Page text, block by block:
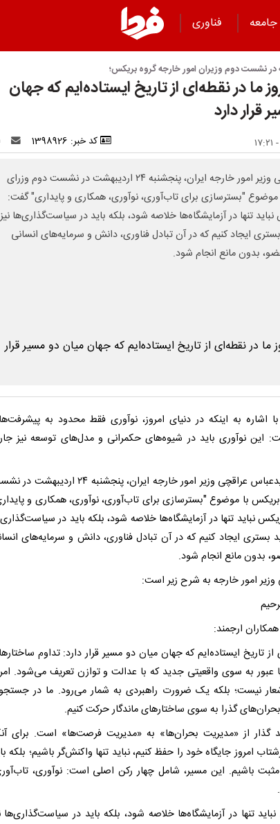
فناوری
در نشست دوم وزیران امور خارجه گروه بریکس؛
ما در نقطه‌ای از تاریخ ایستاده‌ایم که جهان
قرار دارد
کد خبر: 1398926
سیدعباس عراقچی وزیر امور خارجه ایران، پنجشنبه ۲۴ اردیبهشت در نشست دوم وزرای
"بسترسازی برای تاب‌آوری، نوآوری، همکاری و پایداری" گفت:
تنها در آزمایشگاه‌ها خلاصه شود، بلکه باید در سیاست‌گذاری‌ها نیز
ایجاد کنیم که در آن تبادل فناوری، دانش و سرمایه‌های انسانی
بدون مانع انجام شود.
اشاره به اینکه در دنیای امروز، نوآوری فقط محدود به
این نوآوری باید در شیوه‌های حکمرانی و مدل‌های توسعه نیز
به گزارش ایرنا، سیدعباس عراقچی وزیر امور خارجه ایران، پنجشنبه ۲۴
با موضوع "بسترسازی برای تاب‌آوری، نوآوری، همکاری و
نباید تنها در آزمایشگاه‌ها خلاصه شود، بلکه باید در
بستری ایجاد کنیم که در آن تبادل فناوری، دانش و سرمایه‌های
بدون مانع انجام شود.
امور خارجه به شرح زیر است:
ارجمند:
از تاریخ ایستاده‌ایم که جهان میان دو مسیر قرار دارد: تداوم
عبور به سوی واقعیتی جدید که با عدالت و توازن تعریف می‌شود.
نیست؛ بلکه یک ضرورت راهبردی به شمار می‌رود. ما در
گذرا به سوی ساختارهای ماندگار حرکت کنیم.
گذار از «مدیریت بحران‌ها» به «مدیریت فرصت‌ها» است. برای
امروز جایگاه خود را حفظ کنیم، نباید تنها واکنش‌گر باشیم؛ بلکه
مثبت باشیم. این مسیر، شامل چهار رکن اصلی است: نوآوری،
تنها در آزمایشگاه‌ها خلاصه شود، بلکه باید در سیاست‌گذاری‌ها